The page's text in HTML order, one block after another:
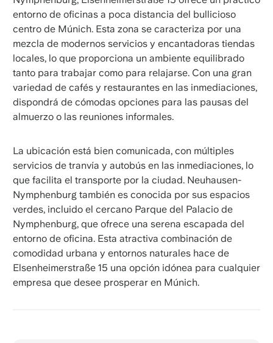
entorno de oficinas a poca distancia del bullicioso
centro de Múnich. Esta zona se caracteriza por una
mezcla de modernos servicios y encantadoras tiendas
locales, lo que proporciona un ambiente equilibrado
tanto para trabajar como para relajarse. Con una gran
variedad de cafés y restaurantes en las inmediaciones,
dispondrá de cómodas opciones para las pausas del
almuerzo o las reuniones informales.
La ubicación está bien comunicada, con múltiples
servicios de tranvía y autobús en las inmediaciones, lo
que facilita el transporte por la ciudad. Neuhausen-
Nymphenburg también es conocida por sus espacios
verdes, incluido el cercano Parque del Palacio de
Nymphenburg, que ofrece una serena escapada del
entorno de oficina. Esta atractiva combinación de
comodidad urbana y entornos naturales hace de
Elsenheimerstraße 15 una opción idónea para cualquier
empresa que desee prosperar en Múnich.